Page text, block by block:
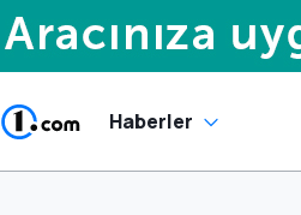
Haberler